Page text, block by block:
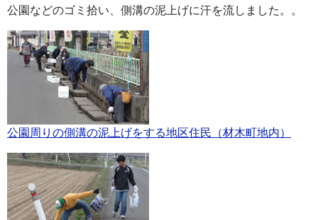
公園などのゴミ拾い、側溝の泥上げに汗を流しました。。
公園周りの側溝の泥上げをする地区住民（材木町地内）